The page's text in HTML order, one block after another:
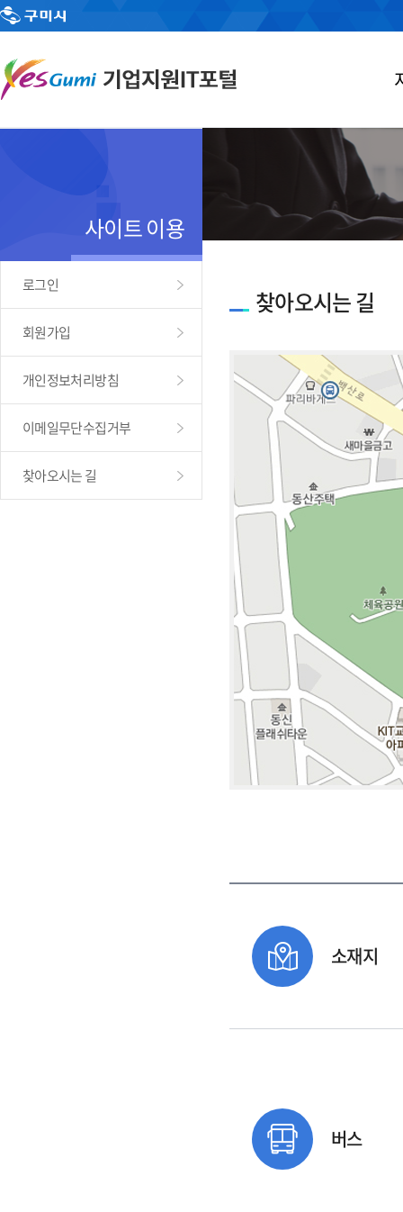
사이트 이용
로그인
회원가입
개인정보처리방침
이메일무단수집거부
찾아오시는 길
찾아오시는 길
소재지
버스